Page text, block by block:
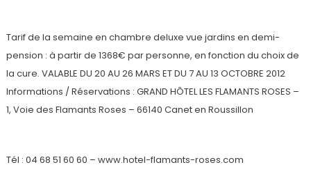
Tarif de la semaine en chambre deluxe vue jardins en demi-
pension : à partir de 1368€ par personne, en fonction du choix de
la cure. VALABLE DU 20 AU 26 MARS ET DU 7 AU 13 OCTOBRE 2012
Informations / Réservations : GRAND HÔTEL LES FLAMANTS ROSES –
1, Voie des Flamants Roses – 66140 Canet en Roussillon
Tél : 04 68 51 60 60 – www.hotel-flamants-roses.com